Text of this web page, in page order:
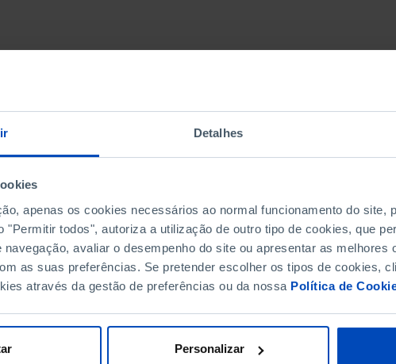
Detalhes
apenas os cookies necessários ao normal funcionamento do site,
"Permitir todos", autoriza a utilização de outro tipo de cookies, que
navegação, avaliar o desempenho do site ou apresentar as melhores
as suas preferências. Se pretender escolher os tipos de cookies,
através da gestão de preferências ou da nossa Política de
Personalizar
DATA DE FIM